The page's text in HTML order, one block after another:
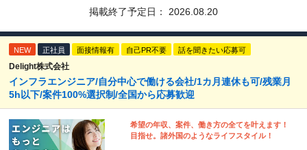
掲載終了予定日： 2026.08.20
NEW 正社員 面接情報有 自己PR不要 話を聞きたい応募可
Delight株式会社
インフラエンジニア/自分中心で働ける会社/1カ月連休も可/残業月
5h以下/案件100%選択制/全国から応募歓迎
希望の年収、案件、働き方の全てを叶えます！
目指せ。諸外国のようなライフスタイル！